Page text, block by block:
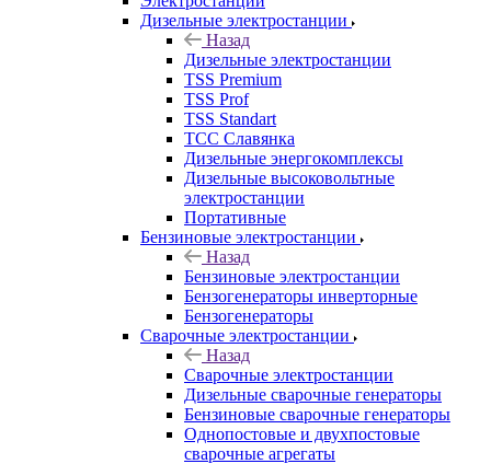
Дизельные электростанции
Назад
Дизельные электростанции
TSS Premium
TSS Prof
TSS Standart
ТСС Славянка
Дизельные энергокомплексы
Дизельные высоковольтные
электростанции
Портативные
Бензиновые электростанции
Назад
Бензиновые электростанции
Бензогенераторы инверторные
Бензогенераторы
Сварочные электростанции
Назад
Сварочные электростанции
Дизельные сварочные генераторы
Бензиновые сварочные генераторы
Однопостовые и двухпостовые
сварочные агрегаты